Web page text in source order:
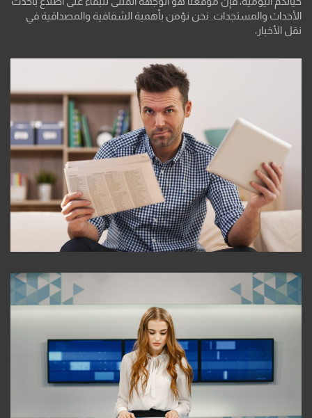
الأحداث والمستجدات. نحن نؤمن بأهمية الشفافية والمصداقية في
نقل الأخبار،